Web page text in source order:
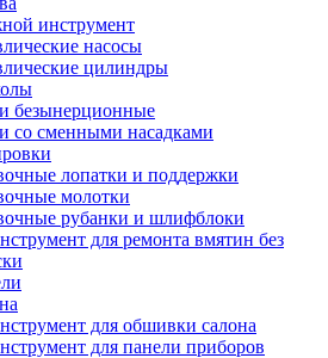
инструмент
насосы
цилиндры
безынерционные
со сменными насадками
лопатки и поддержки
молотки
рубанки и шлифблоки
для ремонта вмятин без
для обшивки салона
для панели приборов